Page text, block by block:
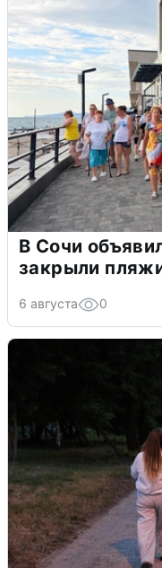
В Сочи
закрыли
6 августа 0